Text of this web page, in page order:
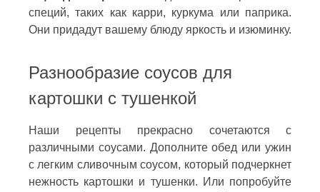
специй, таких как карри, куркума или паприка.
Они придадут вашему блюду яркость и изюминку.
Разнообразие соусов для
картошки с тушенкой
Наши рецепты прекрасно сочетаются с
различными соусами. Дополните обед или ужин
с легким сливочным соусом, который подчеркнет
нежность картошки и тушенки. Или попробуйте